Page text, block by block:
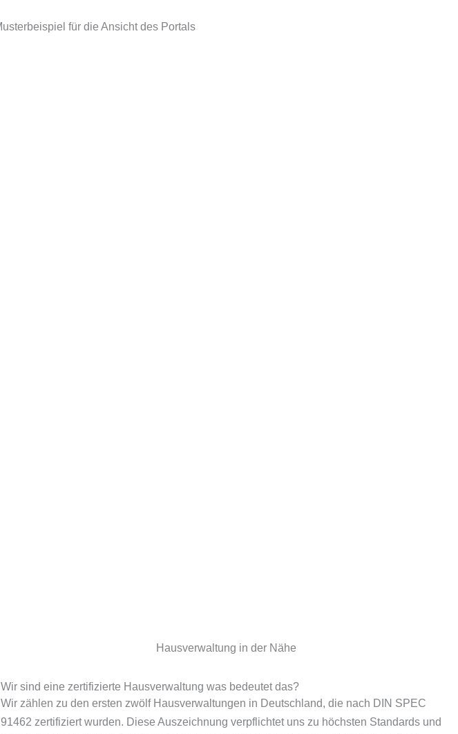
für die Ansicht des Portals
Hausverwaltung in der Nähe
Wir sind eine zertifizierte Hausverwaltung was bedeutet das?
Wir zählen zu den ersten zwölf Hausverwaltungen in Deutschland, die nach DIN SPEC
91462 zertifiziert wurden. Diese Auszeichnung verpflichtet uns zu höchsten Standards und